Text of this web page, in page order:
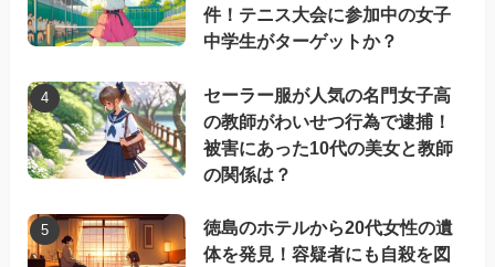
件！テニス大会に参加中の女子
中学生がターゲットか？
セーラー服が人気の名門女子高
の教師がわいせつ行為で逮捕！
被害にあった10代の美女と教師
の関係は？
徳島のホテルから20代女性の遺
体を発見！容疑者にも自殺を図